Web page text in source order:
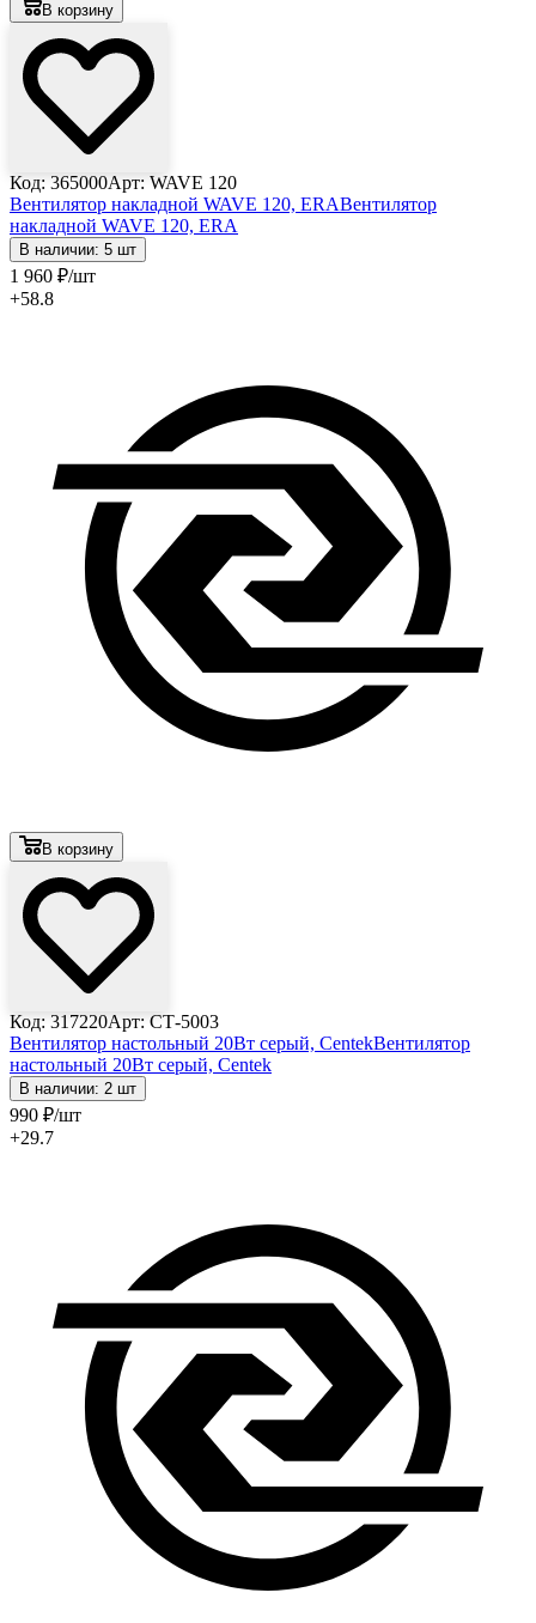
В корзину
Код: 365000Арт: WAVE 120
Вентилятор накладной WAVE 120, ERAВентилятор
накладной WAVE 120, ERA
В наличии: 5 шт
1 960 ₽/шт
+58.8
В корзину
Код: 317220Арт: СТ-5003
Вентилятор настольный 20Вт серый, CentekВентилятор
настольный 20Вт серый, Centek
В наличии: 2 шт
990 ₽/шт
+29.7